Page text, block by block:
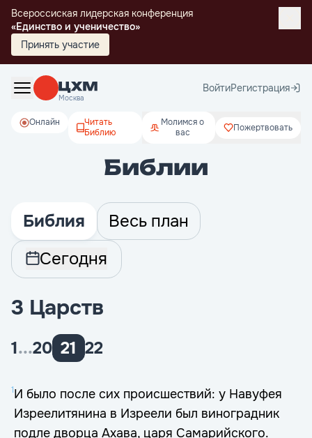
Всероссиская лидерская конференция
«Единство и ученичество»
Принять участие
Москва
ВойтиРегистрация
Онлайн
Читать
Библию
Молимся о
вас
Пожертвовать
Библии
Библия
Весь план
Сегодня
3 Царств
1...20 21 22
1И было после сих происшествий: у Навуфея
Изреелитянина в Изреели был виноградник
подле дворца Ахава, царя Самарийского.